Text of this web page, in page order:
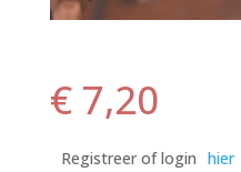
€7,20
Registreer of login hier